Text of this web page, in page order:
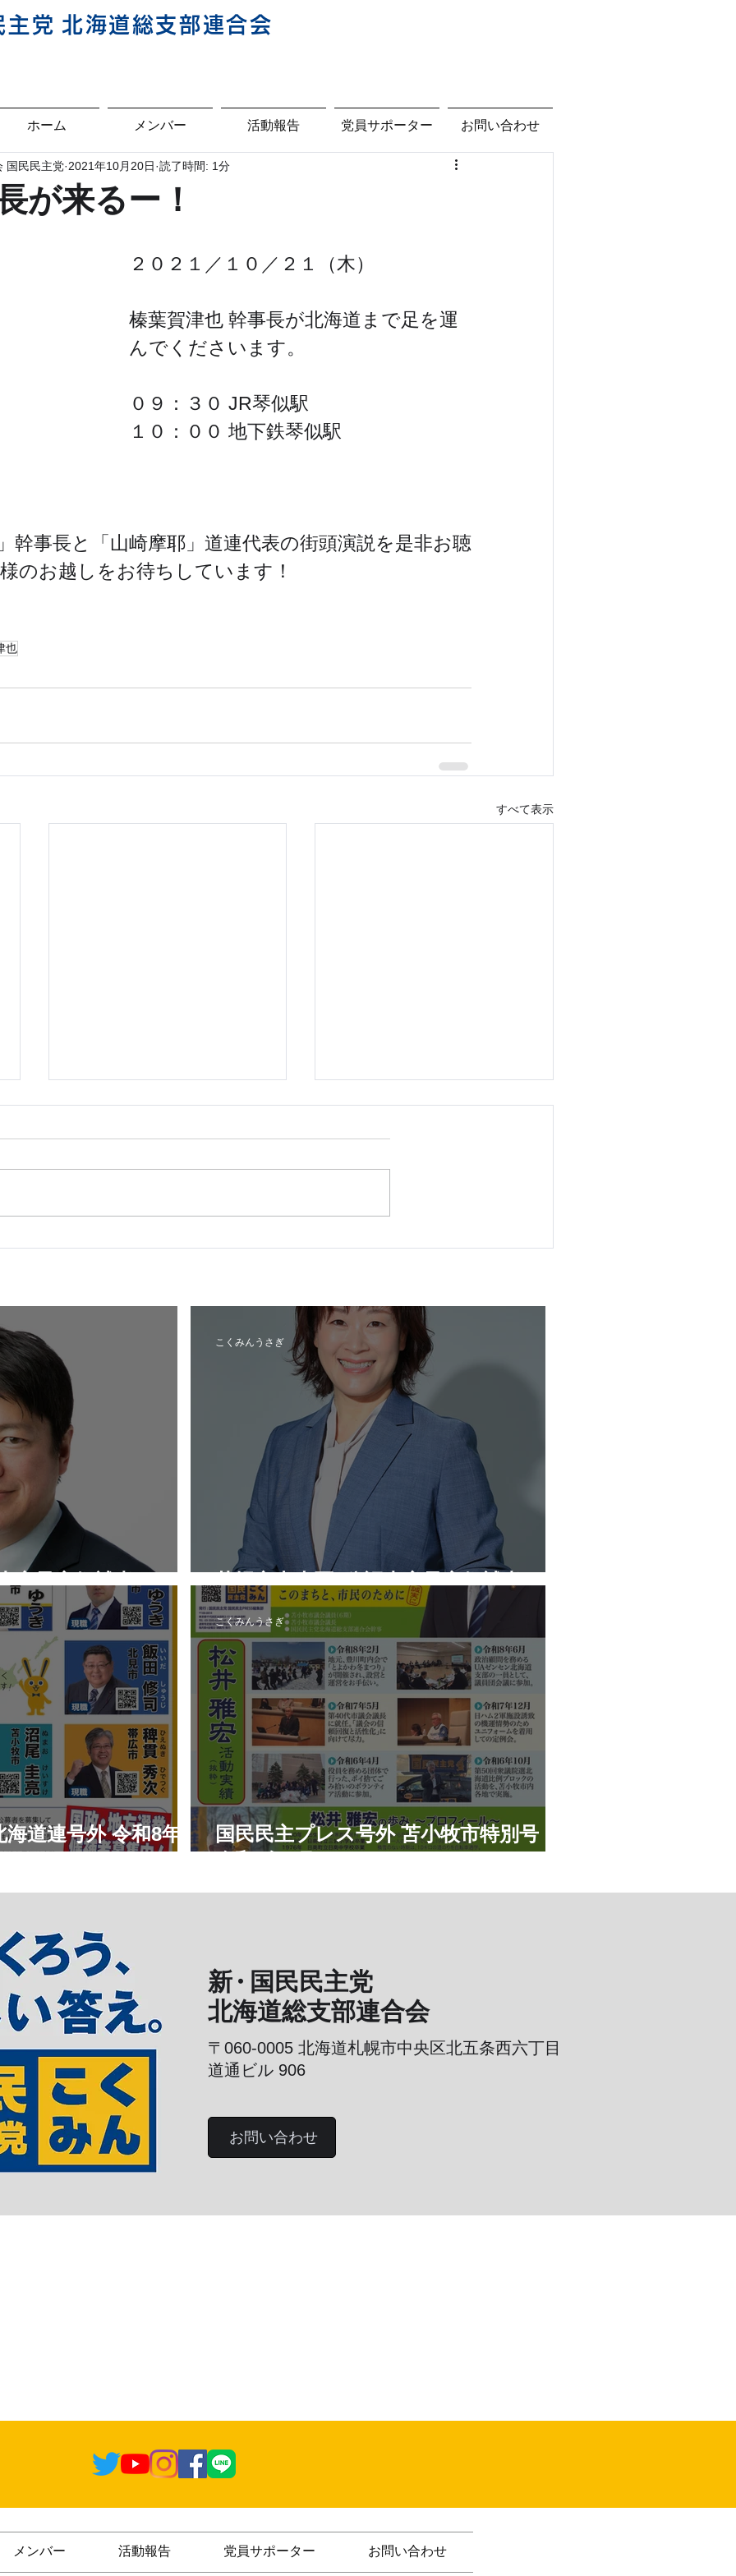
主 党 北海道総支部連合会
ホーム メンバー 活動報告 党員サポーター お問い合わせ
が来るー！
国民民主党 2021年10月20日 読了時間: 1分
２０２１／１０／２１（木）
榛葉賀津也 幹事長が北海道まで足を運
んでくださいます。
０９：３０ JR琴似駅
１０：００ 地下鉄琴似駅
幹事長と「山崎摩耶」道連代表の街頭演説を是非お聴
のお越しをお待ちしています！
也
すべて表示
定予定候補者 札幌市中央区_公認内定予定候補者
こくみんうさぎ
道連号外 令和8年7
国民民主プレス号外 苫小牧市特別号
こくみんうさぎ
新・ 国民民主党
北海道総支部連合会
〒060-0005 北海道札幌市中央区北五条西六丁目
道通ビル 906
お問い合わせ
メンバー 活動報告 党員サポーター お問い合わせ